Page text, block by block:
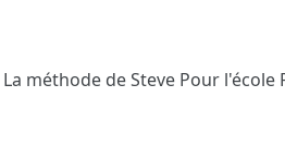
La méthode de Steve Pour l'école